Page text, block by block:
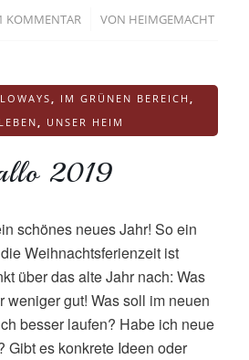
KOMMENTAR
/ VON HEIMGEMACHT
IM GRÜNEN BEREICH
UNSER HEIM
2019
schönes neues Jahr! So ein
Weihnachtsferienzeit ist
über das alte Jahr nach: Was
weniger gut! Was soll im neuen
besser laufen? Habe ich neue
Gibt es konkrete Ideen oder